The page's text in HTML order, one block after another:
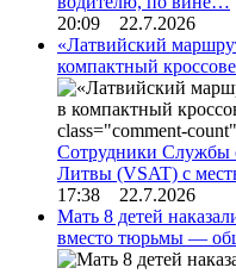
20:09 22.7.2026
«Латвийский
компактный
Сотрудники Службы
Литвы (VSAT) с
17:38 22.7.2026
Мать 8 детей
вместо тюрьмы —